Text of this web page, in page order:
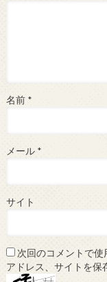
名前 *
メール *
サイト
次回のコメントで
アドレス、サイトを保